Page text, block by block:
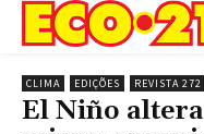
CLIMA EDIÇÕES REVISTA 272
El Niño